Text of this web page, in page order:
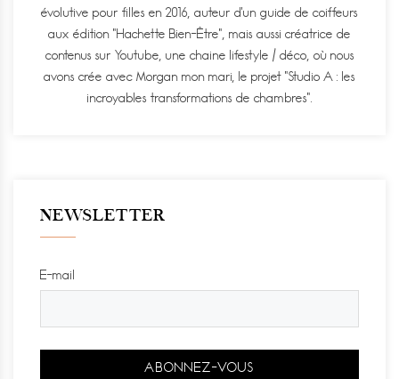
évolutive pour filles en 2016, auteur d'un guide de coiffeurs
aux édition "Hachette Bien-Être", mais aussi créatrice de
contenus sur Youtube, une chaine lifestyle / déco, où nous
avons crée avec Morgan mon mari, le projet "Studio A : les
incroyables transformations de chambres".
NEWSLETTER
E-mail